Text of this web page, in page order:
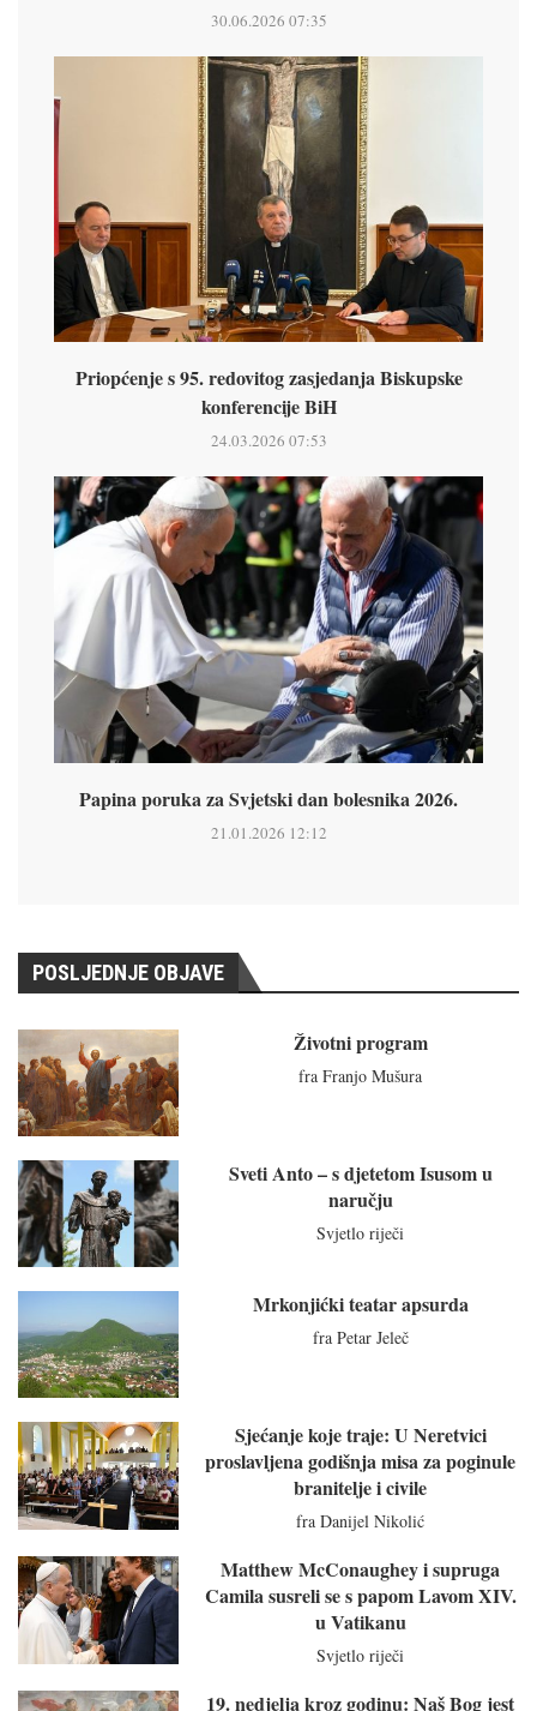
30.06.2026 07:35
Priopćenje s 95. redovitog zasjedanja Biskupske
konferencije BiH
24.03.2026 07:53
Papina poruka za Svjetski dan bolesnika 2026.
21.01.2026 12:12
POSLJEDNJE OBJAVE
Životni program
fra Franjo Mušura
Sveti Anto – s djetetom Isusom u
naručju
Svjetlo riječi
Mrkonjićki teatar apsurda
fra Petar Jeleč
Sjećanje koje traje: U Neretvici
proslavljena godišnja misa za poginule
branitelje i civile
fra Danijel Nikolić
Matthew McConaughey i supruga
Camila susreli se s papom Lavom XIV.
u Vatikanu
Svjetlo riječi
19. nedjelja kroz godinu: Naš Bog jest